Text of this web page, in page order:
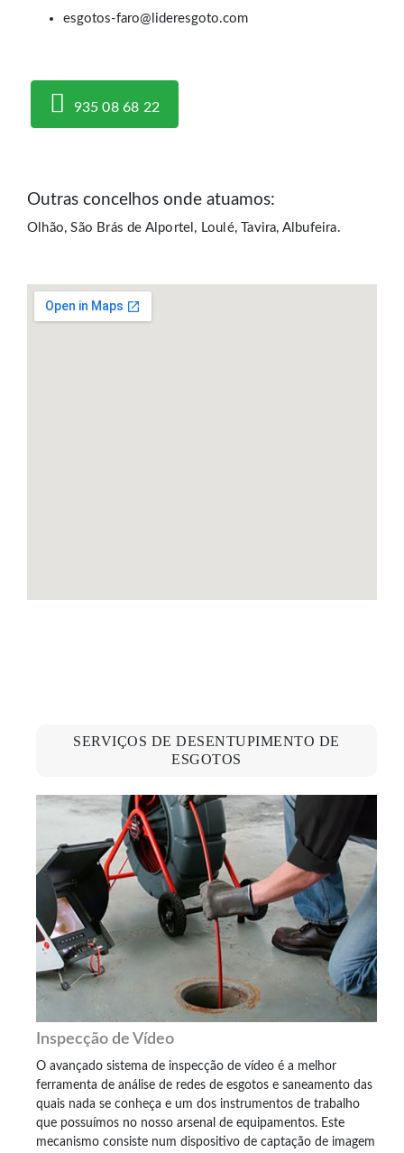
esgotos-faro@lideresgoto.com
935 08 68 22
Outras concelhos onde atuamos:
Olhão, São Brás de Alportel, Loulé, Tavira, Albufeira.
SERVIÇOS DE DESENTUPIMENTO DE
ESGOTOS
Inspecção de Vídeo
O avançado sistema de inspecção de vídeo é a melhor
ferramenta de análise de redes de esgotos e saneamento das
quais nada se conheça e um dos instrumentos de trabalho
que possuímos no nosso arsenal de equipamentos. Este
mecanismo consiste num dispositivo de captação de imagem